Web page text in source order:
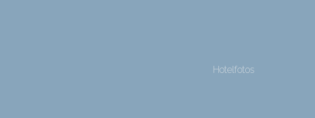
Hotelfotos